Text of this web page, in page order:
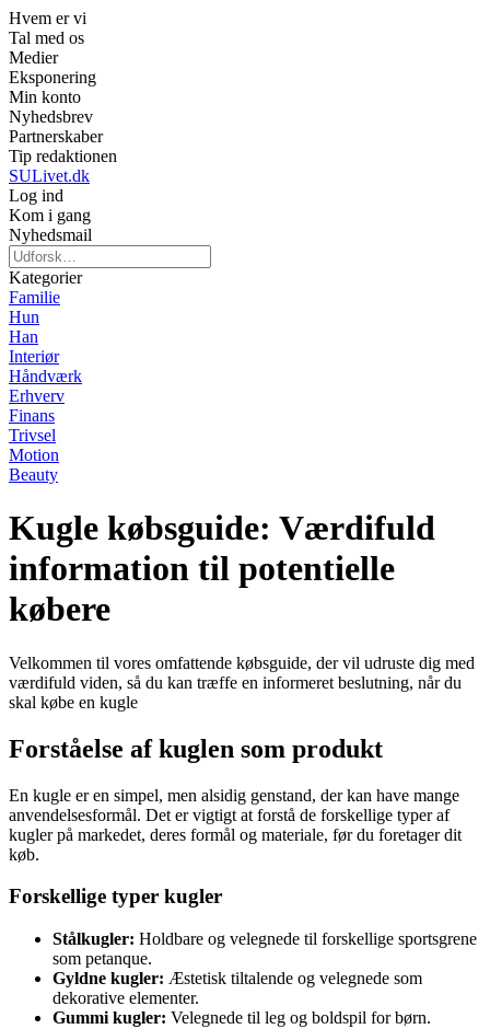
Hvem er vi
Tal med os
Medier
Eksponering
Min konto
Nyhedsbrev
Partnerskaber
Tip redaktionen
SULivet.dk
Log ind
Kom i gang
Nyhedsmail
Kategorier
Familie
Hun
Han
Interiør
Håndværk
Erhverv
Finans
Trivsel
Motion
Beauty
Kugle købsguide: Værdifuld
information til potentielle
købere
Velkommen til vores omfattende købsguide, der vil udruste dig med
værdifuld viden, så du kan træffe en informeret beslutning, når du
skal købe en kugle
Forståelse af kuglen som produkt
En kugle er en simpel, men alsidig genstand, der kan have mange
anvendelsesformål. Det er vigtigt at forstå de forskellige typer af
kugler på markedet, deres formål og materiale, før du foretager dit
køb.
Forskellige typer kugler
Stålkugler: Holdbare og velegnede til forskellige sportsgrene
som petanque.
Gyldne kugler: Æstetisk tiltalende og velegnede som
dekorative elementer.
Gummi kugler: Velegnede til leg og boldspil for børn.